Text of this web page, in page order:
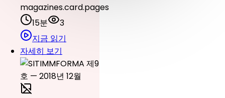
magazines.card.pages
15분
3
지금 읽기
자세히 보기